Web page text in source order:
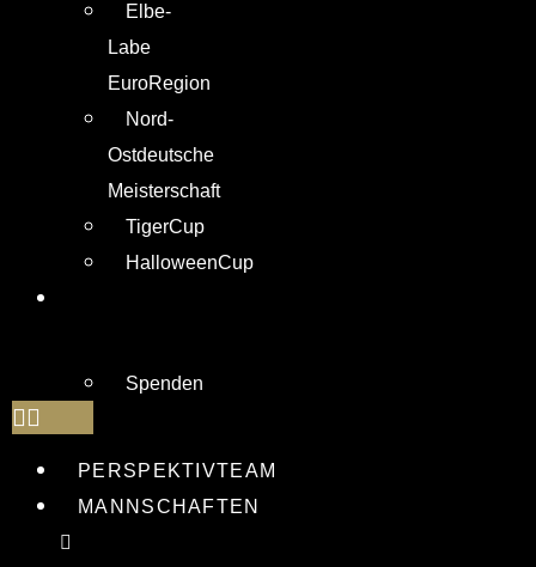
Elbe-
Labe
EuroRegion
Nord-
Ostdeutsche
Meisterschaft
TigerCup
HalloweenCup
Spenden
PERSPEKTIVTEAM
MANNSCHAFTEN